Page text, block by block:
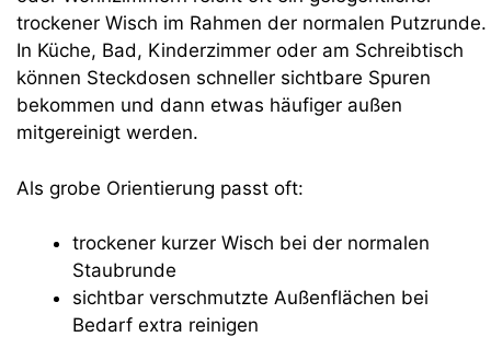
trockener Wisch im Rahmen der normalen Putzrunde.
In Küche, Bad, Kinderzimmer oder am Schreibtisch
können Steckdosen schneller sichtbare Spuren
bekommen und dann etwas häufiger außen
mitgereinigt werden.
Als grobe Orientierung passt oft:
trockener kurzer Wisch bei der normalen
Staubrunde
sichtbar verschmutzte Außenflächen bei
Bedarf extra reinigen